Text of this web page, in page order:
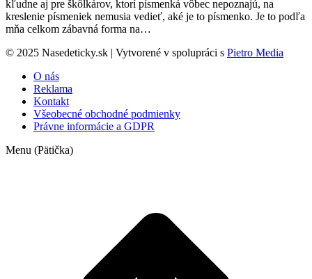
kľudne aj pre škôlkárov, ktorí písmenká vôbec nepoznajú, na
kreslenie písmeniek nemusia vedieť, aké je to písmenko. Je to podľa
mňa celkom zábavná forma na…
© 2025 Nasedeticky.sk | Vytvorené v spolupráci s Pietro Media
O nás
Reklama
Kontakt
Všeobecné obchodné podmienky
Právne informácie a GDPR
Menu (Pätička)